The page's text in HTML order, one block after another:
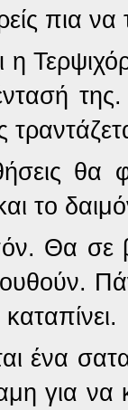
πια να
θα
το
Θα σε
ένα
για να